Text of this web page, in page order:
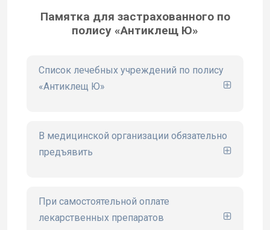
Памятка для застрахованного по
полису «Антиклещ Ю»
Список лечебных учреждений по полису
«Антиклещ Ю»
В медицинской организации обязательно
предъявить
При самостоятельной оплате
лекарственных препаратов